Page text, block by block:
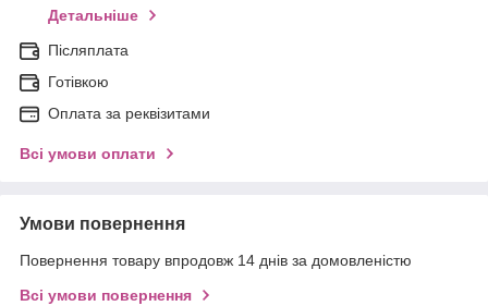
Детальніше
Післяплата
Готівкою
Оплата за реквізитами
Всі умови оплати
Умови повернення
Повернення товару впродовж 14 днів за домовленістю
Всі умови повернення